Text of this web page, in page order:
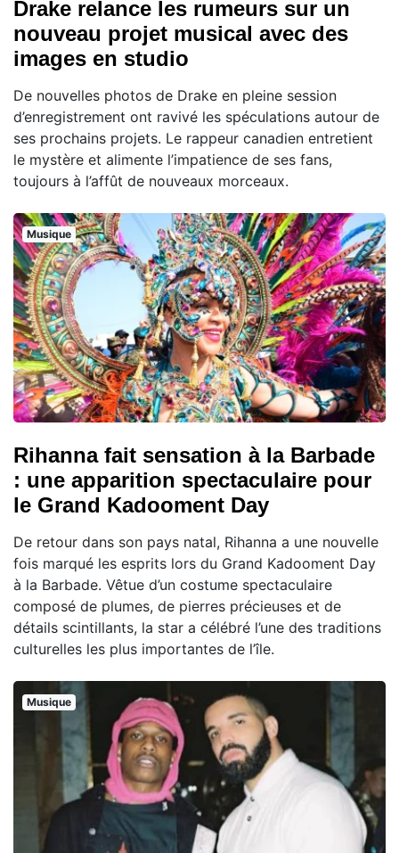
Drake relance les rumeurs sur un
nouveau projet musical avec des
images en studio
De nouvelles photos de Drake en pleine session
d’enregistrement ont ravivé les spéculations autour de
ses prochains projets. Le rappeur canadien entretient
le mystère et alimente l’impatience de ses fans,
toujours à l’affût de nouveaux morceaux.
Musique
Rihanna fait sensation à la Barbade
: une apparition spectaculaire pour
le Grand Kadooment Day
De retour dans son pays natal, Rihanna a une nouvelle
fois marqué les esprits lors du Grand Kadooment Day
à la Barbade. Vêtue d’un costume spectaculaire
composé de plumes, de pierres précieuses et de
détails scintillants, la star a célébré l’une des traditions
culturelles les plus importantes de l’île.
Musique